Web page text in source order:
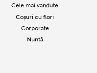
Cele mai vandute
Coșuri cu flori
Corporate
Nuntă